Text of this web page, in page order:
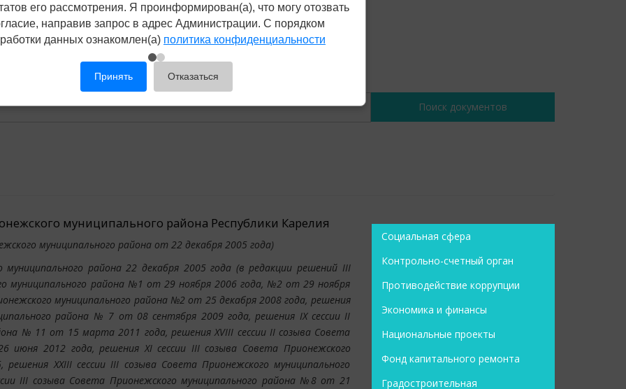
его рассмотрения. Я проинформирован(а), что могу отозвать
направив запрос в адрес Администрации. С порядком
данных ознакомлен(а) политика конфиденциальности
Принять Отказаться
муниципального района Республики Карелия
муниципального района от 22 декабря 2005 года)
района 22 декабря 2005 года (в редакции решений III
муниципального района №1 от 29 ноября 2006 года, №2 от 29 ноября
муниципального района №2 от 25 декабря 2008 года, решения
района № 7 от 08 сентября 2009 года, решения IX сессии II
№ 11 от 15 марта 2011 года, решения XVIII сессии II созыва Совета
2012 года, решения XI сессии III созыва Совета Прионежского
XXIII сессии III созыва Совета Прионежского муниципального
III созыва Совета Прионежского муниципального района №8 от 21
Социальная сфера
Контрольно-счетный орган
Противодействие коррупции
Экономика и финансы
Национальные проекты
Фонд капитального ремонта
Градостроительная